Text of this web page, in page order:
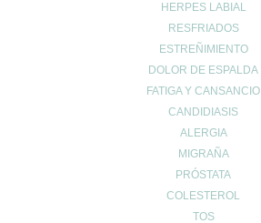
HERPES LABIAL
RESFRIADOS
ESTREÑIMIENTO
DOLOR DE ESPALDA
FATIGA Y CANSANCIO
CANDIDIASIS
ALERGIA
MIGRAÑA
PRÓSTATA
COLESTEROL
TOS
Prevención del cáncer